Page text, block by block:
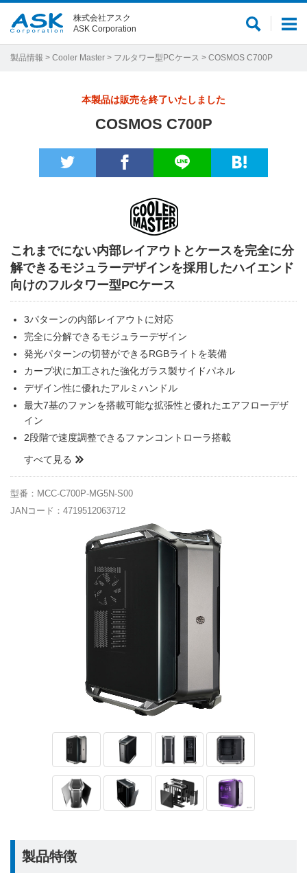
メ
サ
ト
株式会社アスク
ASK Corporation
製品情報 > Cooler Master > フルタワー型PCケース > COSMOS C700P
本製品は販売を終了いたしました
COSMOS C700P
これまでにない内部レイアウトとケースを完全に分
解できるモジュラーデザインを採用したハイエンド
向けのフルタワー型PCケース
3パターンの内部レイアウトに対応
完全に分解できるモジュラーデザイン
発光パターンの切替ができるRGBライトを装備
カーブ状に加工された強化ガラス製サイドパネル
デザイン性に優れたアルミハンドル
最大7基のファンを搭載可能な拡張性と優れたエアフローデザ
イン
2段階で速度調整できるファンコントローラ搭載
すべて見る
型番：MCC-C700P-MG5N-S00
JANコード：4719512063712
製品特徴